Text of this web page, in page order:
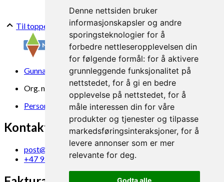
Denne nettsiden bruker
informasjonskapsler og andre
sporingsteknologier for å
forbedre nettleseropplevelsen din
for følgende formål: for å aktivere
grunnleggende funksjonalitet på
nettstedet, for å gi en bedre
opplevelse på nettstedet, for å
måle interessen din for våre
produkter og tjenester og tilpasse
markedsføringsinteraksjoner, for å
levere annonser som er mer
relevante for deg.
Godta alle
Til toppen
Gunnars veg 6, 6630 Tingvoll
Org. nr. 969 840 383
Personvern
Kontakt oss
post@norsok.no
+47 930 09 884